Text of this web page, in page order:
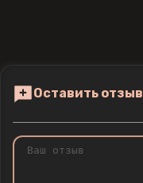
Оставить отзыв